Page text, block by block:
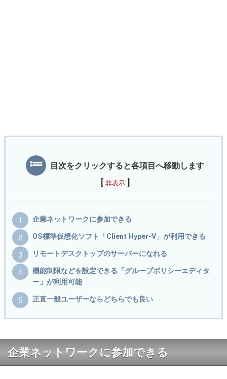
目次をクリックすると各項目へ移動します
[ 非表示 ]
企業ネットワークに参加できる
OS標準仮想化ソフト「Client Hyper-V」が利用できる
リモートデスクトップのサーバーになれる
機能制限などを設定できる「グループポリシーエディタ
ー」が利用可能
正直一般ユーザーならどちらでも良い
企業ネットワークに参加できる